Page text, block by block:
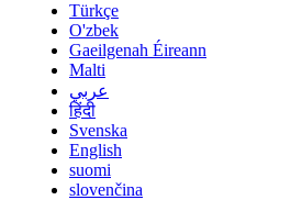
Türkçe
O'zbek
Gaeilgenah Éireann
Malti
عربي
हिंदी
Svenska
English
suomi
slovenčina